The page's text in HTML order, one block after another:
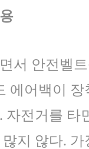
서 안전벨
에어백이
자전거를 타
지 않다.